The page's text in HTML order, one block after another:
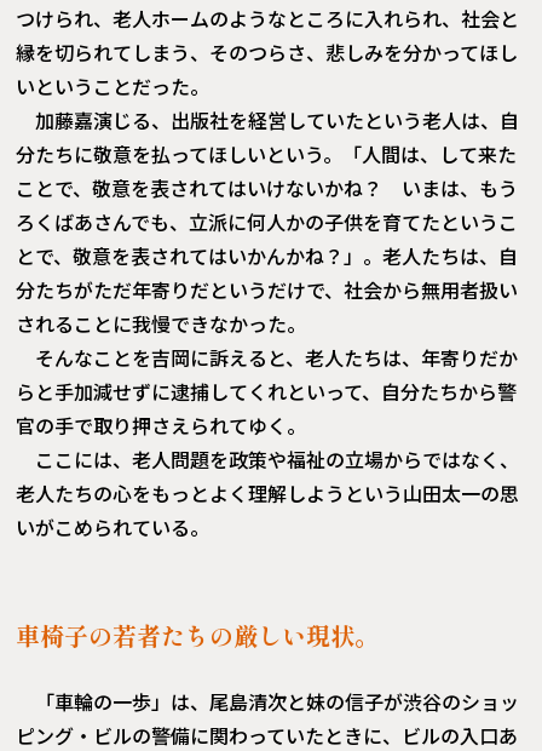
つけられ、老人ホームのようなところに入れられ、社会と
縁を切られてしまう、そのつらさ、悲しみを分かってほし
いということだった。
加藤嘉演じる、出版社を経営していたという老人は、自
分たちに敬意を払ってほしいという。「人間は、して来た
ことで、敬意を表されてはいけないかね？ いまは、もう
ろくばあさんでも、立派に何人かの子供を育てたというこ
とで、敬意を表されてはいかんかね？」。老人たちは、自
分たちがただ年寄りだというだけで、社会から無用者扱い
されることに我慢できなかった。
そんなことを吉岡に訴えると、老人たちは、年寄りだか
らと手加減せずに逮捕してくれといって、自分たちから警
官の手で取り押さえられてゆく。
ここには、老人問題を政策や福祉の立場からではなく、
老人たちの心をもっとよく理解しようという山田太一の思
いがこめられている。
車椅子の若者たちの厳しい現状。
「車輪の一歩」は、尾島清次と妹の信子が渋谷のショッ
ピング・ビルの警備に関わっていたときに、ビルの入口あ